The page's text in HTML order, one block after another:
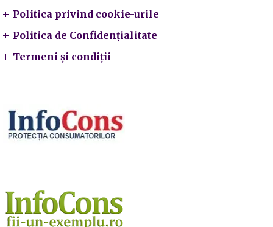
Politica privind cookie-urile
Politica de Confidențialitate
Termeni și condiții